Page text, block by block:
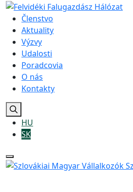
Členstvo
Aktuality
Výzvy
Udalosti
Poradcovia
O nás
Kontakty
HU
SK